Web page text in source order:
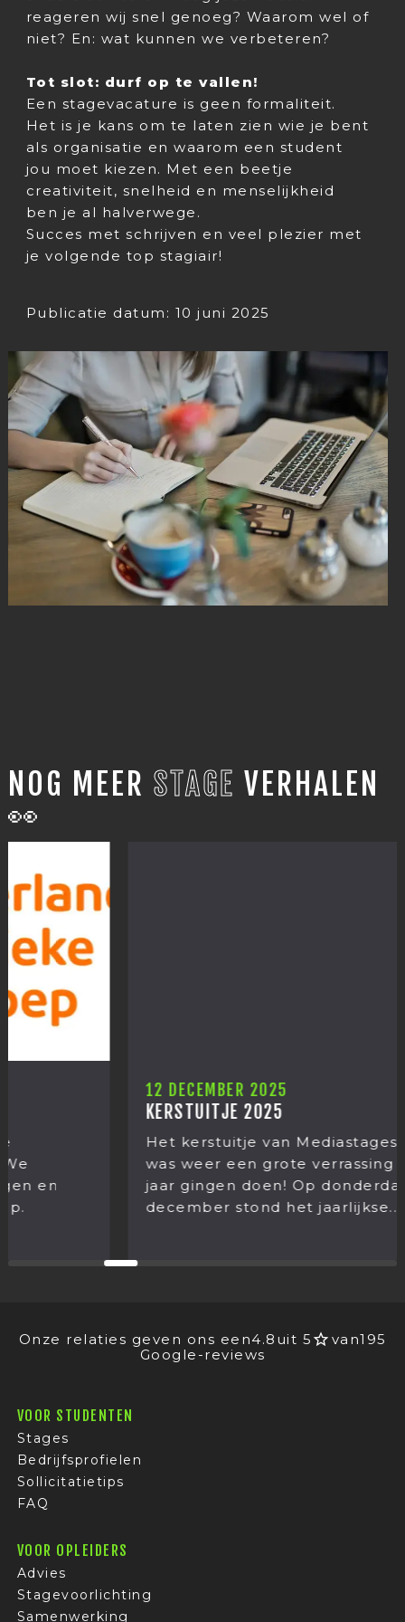
reageren wij snel genoeg? Waarom wel of
niet? En: wat kunnen we verbeteren?
Tot slot: durf op te vallen!
Een stagevacature is geen formaliteit.
Het is je kans om te laten zien wie je bent
als organisatie en waarom een student
jou moet kiezen. Met een beetje
creativiteit, snelheid en menselijkheid
ben je al halverwege.
Succes met schrijven en veel plezier met
je volgende top stagiair!
Publicatie datum: 10 juni 2025
NOG MEER STAGE VERHALEN
👀
12 DECEMBER 2025
KERSTUITJE 2025
Het kerstuitje van Mediastages 2025. Het
was weer een grote verrassing wat we dit
jaar gingen doen! Op donderdag 11
december stond het jaarlijkse...
Onze relaties geven ons een4.8 uit 5 van195
Google-reviews
VOOR STUDENTEN
Stages
Bedrijfsprofielen
Sollicitatietips
FAQ
VOOR OPLEIDERS
Advies
Stagevoorlichting
Samenwerking